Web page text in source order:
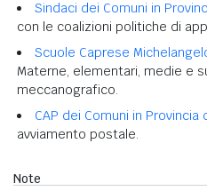
Sindaci dei Comuni in
con le coalizioni politiche di
Scuole Caprese
Materne, elementari, medie e
meccanografico.
CAP dei Comuni in Provincia
avviamento postale.
Note